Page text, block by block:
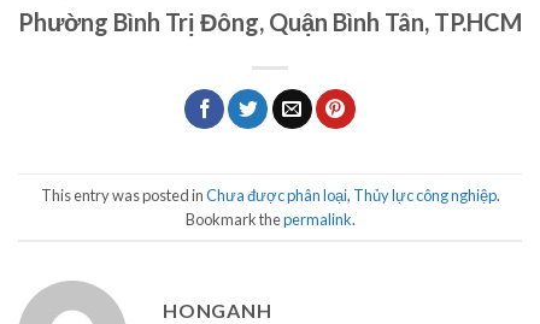
Phường Bình Trị Đông, Quận Bình Tân, TP.HCM
This entry was posted inChưa được phân loại, Thủy lực công nghiệp.
Bookmark thepermalink.
HONGANH